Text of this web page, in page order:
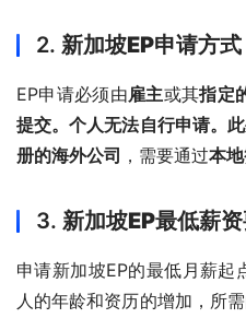
2. 新加坡EP申请方式
EP申请必须由雇主或其指定
提交。个人无法自行申请。
册的海外公司 ，需要通过本
3. 新加坡EP最低薪
申请新加坡EP的最低月薪起
人的年龄和资历的增加，所